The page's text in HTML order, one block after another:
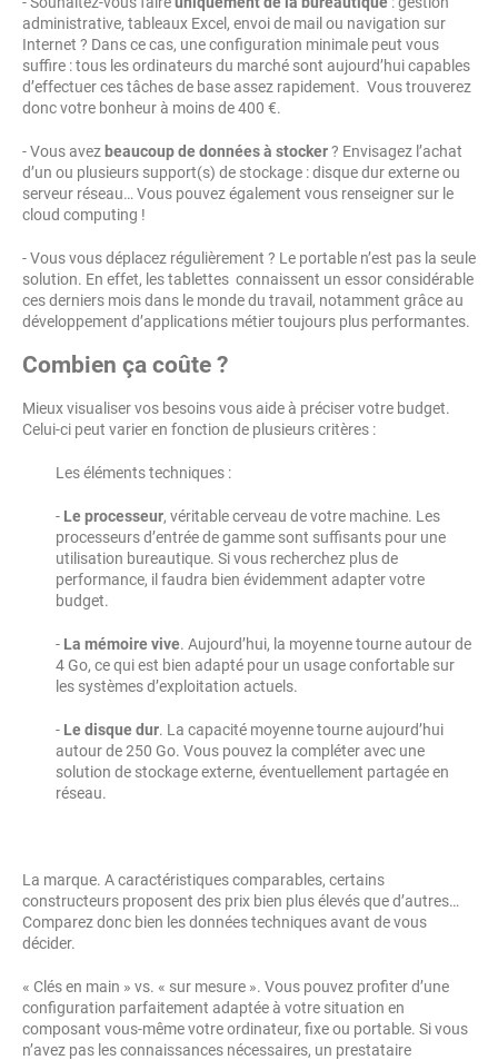
administrative, tableaux Excel, envoi de mail ou navigation sur
Internet ? Dans ce cas, une configuration minimale peut vous
suffire : tous les ordinateurs du marché sont aujourd’hui capables
d’effectuer ces tâches de base assez rapidement. Vous trouverez
donc votre bonheur à moins de 400 €.
- Vous avez beaucoup de données à stocker? Envisagez l’achat
d’un ou plusieurs support(s) de stockage : disque dur externe ou
serveur réseau… Vous pouvez également vous renseigner sur le
cloud computing !
- Vous vous déplacez régulièrement ? Le portable n’est pas la seule
solution. En effet, les tablettes connaissent un essor considérable
ces derniers mois dans le monde du travail, notamment grâce au
développement d’applications métier toujours plus performantes.
Combien ça coûte ?
Mieux visualiser vos besoins vous aide à préciser votre budget.
Celui-ci peut varier en fonction de plusieurs critères :
Les éléments techniques :
- Le processeur, véritable cerveau de votre machine. Les
processeurs d’entrée de gamme sont suffisants pour une
utilisation bureautique. Si vous recherchez plus de
performance, il faudra bien évidemment adapter votre
budget.
- La mémoire vive. Aujourd’hui, la moyenne tourne autour de
4 Go, ce qui est bien adapté pour un usage confortable sur
les systèmes d’exploitation actuels.
- Le disque dur. La capacité moyenne tourne aujourd’hui
autour de 250 Go. Vous pouvez la compléter avec une
solution de stockage externe, éventuellement partagée en
réseau.
La marque. A caractéristiques comparables, certains
constructeurs proposent des prix bien plus élevés que d’autres…
Comparez donc bien les données techniques avant de vous
décider.
« Clés en main » vs. « sur mesure ». Vous pouvez profiter d’une
configuration parfaitement adaptée à votre situation en
composant vous-même votre ordinateur, fixe ou portable. Si vous
n’avez pas les connaissances nécessaires, un prestataire